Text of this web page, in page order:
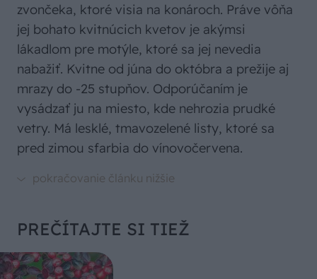
zvončeka, ktoré visia na konároch. Práve vôňa
jej bohato kvitnúcich kvetov je akýmsi
lákadlom pre motýle, ktoré sa jej nevedia
nabažiť. Kvitne od júna do októbra a prežije aj
mrazy do -25 stupňov. Odporúčaním je
vysádzať ju na miesto, kde nehrozia prudké
vetry. Má lesklé, tmavozelené listy, ktoré sa
pred zimou sfarbia do vínovočervena.
PREČÍTAJTE SI TIEŽ